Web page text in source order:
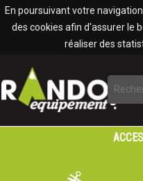
En poursuivant votre
des cookies afin d'assurer le
réaliser des
Panneau de gestion des cookies